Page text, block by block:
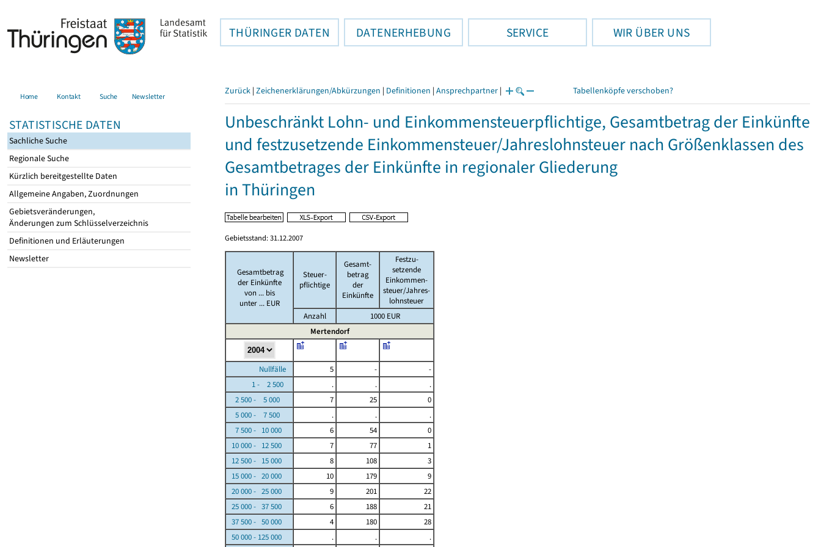
THÜRINGER DATEN DATENERHEBUNG SERVICE WIR ÜBER UNS
Home Kontakt Suche Newsletter
STATISTISCHE DATEN
Sachliche Suche
Regionale Suche
Kürzlich bereitgestellte Daten
Allgemeine Angaben, Zuordnungen
Gebietsveränderungen,
Änderungen zum Schlüsselverzeichnis
Definitionen und Erläuterungen
Newsletter
Zurück | Zeichenerklärungen/Abkürzungen | Definitionen | Ansprechpartner | Tabellenköpfe verschoben?
Unbeschränkt Lohn- und Einkommensteuerpflichtige, Gesamtbetrag der Einkünfte
und festzusetzende Einkommensteuer/Jahreslohnsteuer nach Größenklassen des
Gesamtbetrages der Einkünfte in regionaler Gliederung
in Thüringen
Gebietsstand: 31.12.2007
Gesamtbetrag
der Einkünfte
von ... bis
unter ... EUR
Steuer-
pflichtige
Gesamt-
betrag
der
Einkünfte
Festzu-
setzende
Einkommen-
steuer/Jahres-
lohnsteuer
Anzahl
1000 EUR
Mertendorf
Nullfälle 5 -
-
1 - 2 500
. .
.
2 500 - 5 000
7 25
0
5 000 - 7 500
. .
.
7 500 - 10 000
6 54
0
10 000 - 12 500
7 77
1
12 500 - 15 000
8 108
3
15 000 - 20 000
10 179
9
20 000 - 25 000
9 201
22
25 000 - 37 500
6 188
21
37 500 - 50 000
4 180
28
50 000 - 125 000
. . .